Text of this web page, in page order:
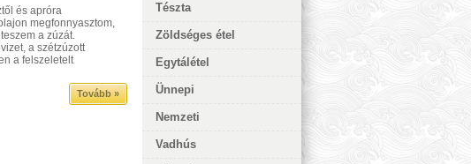
Tészta
Zöldséges étel
Egytálétel
Ünnepi
Nemzeti
Vadhús
és apróra
megfonnyasztom,
a zúzát.
a szétzúzott
a felszeletelt
Tovább »